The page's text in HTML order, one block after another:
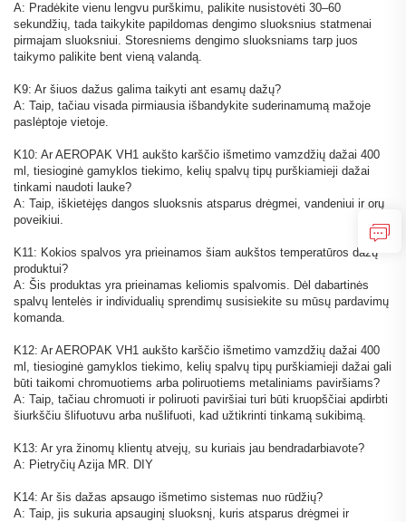
A: Pradėkite vienu lengvu purškimu, palikite nusistovėti 30–60
sekundžių, tada taikykite papildomas dengimo sluoksnius statmenai
pirmajam sluoksniui. Storesniems dengimo sluoksniams tarp juos
taikymo palikite bent vieną valandą.
K9: Ar šiuos dažus galima taikyti ant esamų dažų?
A: Taip, tačiau visada pirmiausia išbandykite suderinamumą mažoje
paslėptoje vietoje.
K10: Ar AEROPAK VH1 aukšto karščio išmetimo vamzdžių dažai 400
ml, tiesioginė gamyklos tiekimo, kelių spalvų tipų purškiamieji dažai
tinkami naudoti lauke?
A: Taip, iškietėjęs dangos sluoksnis atsparus drėgmei, vandeniui ir orų
poveikiui.
K11: Kokios spalvos yra prieinamos šiam aukštos temperatūros dažų
produktui?
A: Šis produktas yra prieinamas keliomis spalvomis. Dėl dabartinės
spalvų lentelės ir individualių sprendimų susisiekite su mūsų pardavimų
komanda.
K12: Ar AEROPAK VH1 aukšto karščio išmetimo vamzdžių dažai 400
ml, tiesioginė gamyklos tiekimo, kelių spalvų tipų purškiamieji dažai gali
būti taikomi chromuotiems arba poliruotiems metaliniams paviršiams?
A: Taip, tačiau chromuoti ir poliruoti paviršiai turi būti kruopščiai apdirbti
šiurkščiu šlifuotuvu arba nušlifuoti, kad užtikrinti tinkamą sukibimą.
K13: Ar yra žinomų klientų atvejų, su kuriais jau bendradarbiavote?
A: Pietryčių Azija MR. DIY
K14: Ar šis dažas apsaugo išmetimo sistemas nuo rūdžių?
A: Taip, jis sukuria apsauginį sluoksnį, kuris atsparus drėgmei ir